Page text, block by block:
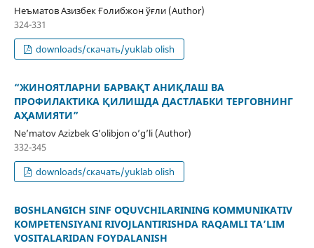
Нeъмaтoв Aзизбeк Ғoлибжoн ўғли (Author)
324-331
downloads/скачать/yuklab olish
“ЖИНОЯТЛАРНИ БАРВАҚТ АНИҚЛАШ ВА
ПРОФИЛАКТИКА ҚИЛИШДА ДАСТЛАБКИ ТЕРГОВНИНГ
АҲАМИЯТИ”
Ne’matov Azizbek G’olibjon o’g’li (Author)
332-345
downloads/скачать/yuklab olish
BOSHLANGʻICH SINF OʻQUVCHILARINING KOMMUNIKATIV
KOMPETENSIYANI RIVOJLANTIRISHDA RAQAMLI TAʼLIM
VOSITALARIDAN FOYDALANISH